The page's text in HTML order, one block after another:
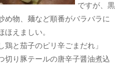
ですが、黒
め物、麺など順番がバラバラに
えましい。
と茄子のピリ辛ごまだれ」
切り豚テールの唐辛子醤油煮込